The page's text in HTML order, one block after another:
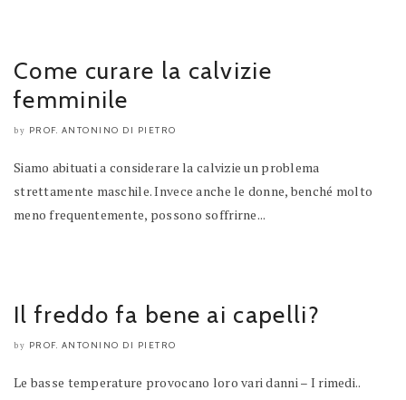
Come curare la calvizie
femminile
by PROF. ANTONINO DI PIETRO
Siamo abituati a considerare la calvizie un problema
strettamente maschile. Invece anche le donne, benché molto
meno frequentemente, possono soffrirne...
Il freddo fa bene ai capelli?
by PROF. ANTONINO DI PIETRO
Le basse temperature provocano loro vari danni – I rimedi..